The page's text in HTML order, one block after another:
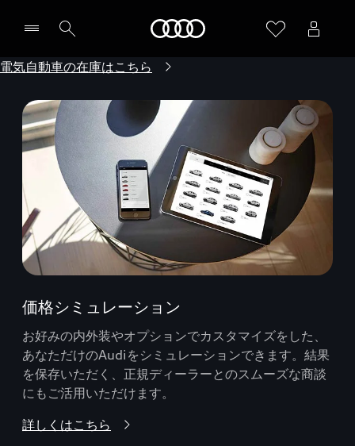
電気自動車の在庫はこちら
価格シミュレーション
お好みの内外装やオプションでカスタマイズをした、
あなただけのAudiをシミュレーションできます。結果
を保存いただく、正規ディーラーとのスムーズな商談
にもご活用いただけます。
詳しくはこちら